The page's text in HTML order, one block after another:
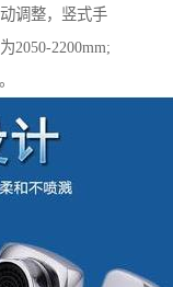
调整，竖式手
2050-2200mm;